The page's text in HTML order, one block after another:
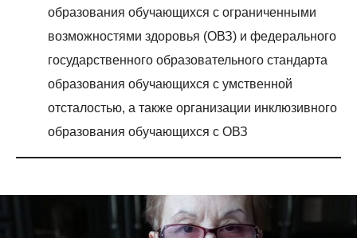
образования обучающихся с ограниченными
возможностями здоровья (ОВЗ) и федерального
государственного образовательного стандарта
образования обучающихся с умственной
отсталостью, а также организации инклюзивного
образования обучающихся с ОВЗ